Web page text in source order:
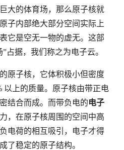
大的体育场，那么原子核就
子内部绝大部分空间实际上
它是空无一物的虚无。这部
占据，我们称之为电子云。
原子核，它体积极小但密度
以上的质量。原子核由带正电
结合而成。而带负电的电子
，在原子核周围的空间中高
电荷的相互吸引，电子才得
了稳定的原子结构。